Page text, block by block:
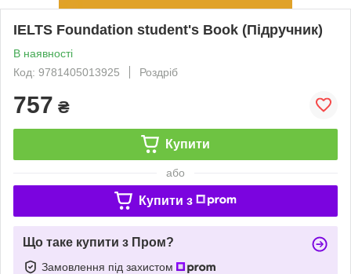
IELTS Foundation student's Book (Підручник)
В наявності
Код: 9781405013925
Роздріб
757 ₴
Купити
або
Купити з
Що таке купити з Пром?
Замовлення під захистом